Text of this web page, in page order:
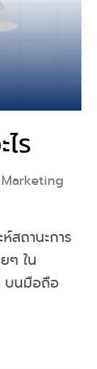
ร
สถานะการ
ๆ ใน
บนมือถือ